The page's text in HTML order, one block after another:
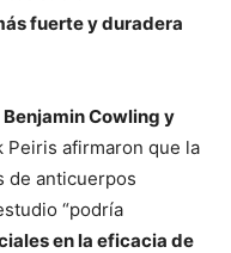
fuerte y duradera
Benjamin Cowling y
Peiris afirmaron que la
de anticuerpos
“podría
en la eficacia de